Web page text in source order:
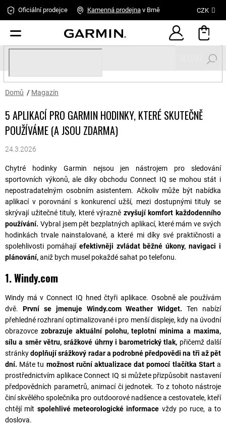
Oficiální prodejce Kamenná prodejnav Brně CZK
Domů / Magazín
5 APLIKACÍ PRO GARMIN HODINKY, KTERÉ SKUTEČNĚ
POUŽÍVÁME (A JSOU ZDARMA)
24.3.2026
Chytré hodinky Garmin nejsou jen nástrojem pro sledování
sportovních výkonů, ale díky obchodu Connect IQ se mohou stát i
nepostradatelným osobním asistentem. Ačkoliv může být nabídka
aplikací v porovnání s konkurencí užší, mezi dostupnými tituly se
skrývají užitečné tituly, které výrazně zvyšují komfort každodenního
používání. Vybral jsem pět bezplatných aplikací, které mám ve svých
hodinkách trvale nainstalované, a které mi díky své praktičnosti a
spolehlivosti pomáhají efektivněji zvládat běžné úkony, navigaci i
plánování,aniž bych musel pokaždé sahat po telefonu.
1. Windy.com
Windy má v Connect IQ hned čtyři aplikace. Osobně ale používám
dvě. První se jmenuje Windy.com Weather Widget. Ten nabízí
přehledné rozhraní optimalizované i pro menší displeje, kdy na úvodní
obrazovce zobrazuje aktuální polohu, teplotní minima a maxima,
sílu a směr větru, srážkové úhrny i barometrický tlak, přičemž další
stránkydoplňují srážkový radar a podrobné předpovědi na tři až pět
dní. Máte tu možnost ruční aktualizace dat pomocí tlačítka Starta
prostřednictvím aplikace Connect IQ si můžete přizpůsobit nastavení
předpovědních parametrů, animací či jednotek. To z tohoto nástroje
činí skvělého společníka pro outdoorové nadšence a cestovatele, kteří
chtějí mít spolehlivé meteorologické informace vždy po ruce, a to
doslova.